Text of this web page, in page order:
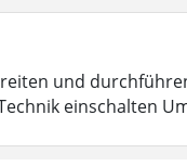
und
einschalten